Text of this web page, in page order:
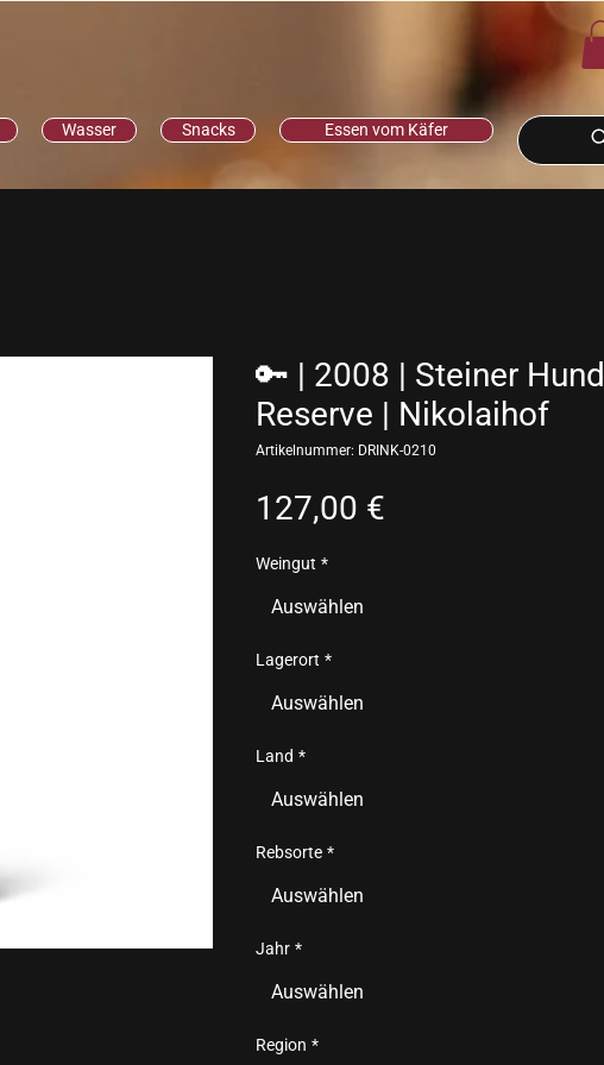
Wasser Snacks Essen vom Käfer
🔑 | 2008 | Steiner Hund
Reserve | Nikolaihof
Artikelnummer: DRINK-0210
127,00 €
Weingut *
Auswählen
Lagerort *
Auswählen
Land *
Auswählen
Rebsorte *
Auswählen
Jahr *
Auswählen
Region *